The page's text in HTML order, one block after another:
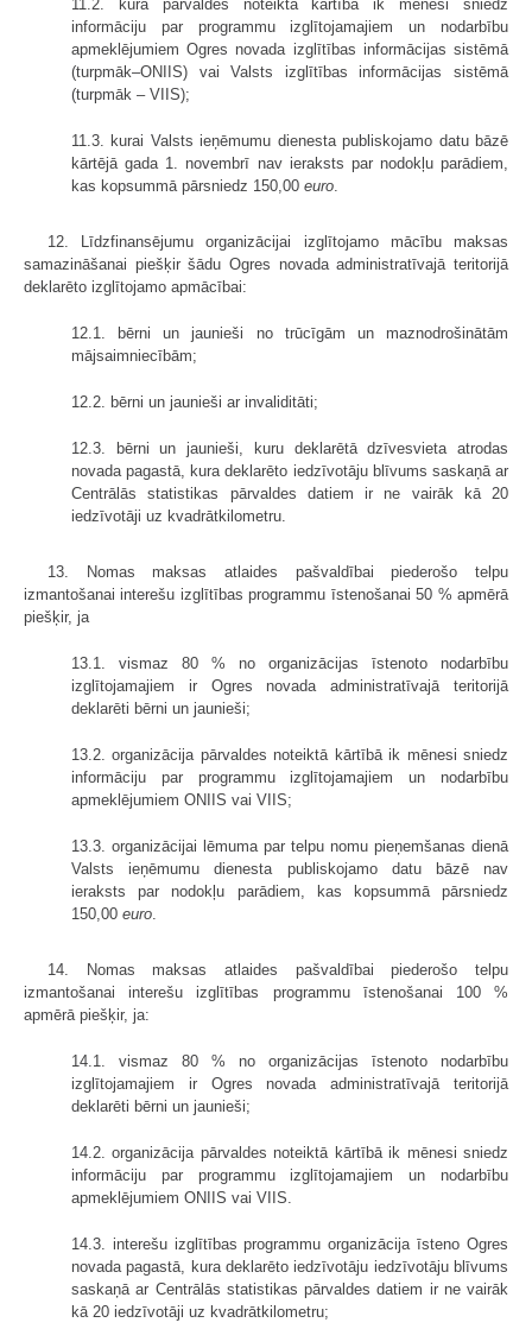
11.2. kura pārvaldes noteiktā kārtībā ik mēnesi sniedz
informāciju par programmu izglītojamajiem un nodarbību
apmeklējumiem Ogres novada izglītības informācijas sistēmā
(turpmāk–ONIIS) vai Valsts izglītības informācijas sistēmā
(turpmāk – VIIS);
11.3. kurai Valsts ieņēmumu dienesta publiskojamo datu bāzē
kārtējā gada 1. novembrī nav ieraksts par nodokļu parādiem,
kas kopsummā pārsniedz 150,00 euro
12. Līdzfinansējumu organizācijai izglītojamo mācību maksas
samazināšanai piešķir šādu Ogres novada administratīvajā teritorijā
deklarēto izglītojamo apmācībai:
12.1. bērni un jaunieši no trūcīgām un maznodrošinātām
mājsaimniecībām;
12.2. bērni un jaunieši ar invaliditāti;
12.3. bērni un jaunieši, kuru deklarētā dzīvesvieta atrodas
novada pagastā, kura deklarēto iedzīvotāju blīvums saskaņā ar
Centrālās statistikas pārvaldes datiem ir ne vairāk kā 20
iedzīvotāji uz kvadrātkilometru.
13. Nomas maksas atlaides pašvaldībai piederošo telpu
izmantošanai interešu izglītības programmu īstenošanai 50 % apmērā
piešķir, ja
13.1. vismaz 80 % no organizācijas īstenoto nodarbību
izglītojamajiem ir Ogres novada administratīvajā teritorijā
deklarēti bērni un jaunieši;
13.2. organizācija pārvaldes noteiktā kārtībā ik mēnesi sniedz
informāciju par programmu izglītojamajiem un nodarbību
apmeklējumiem ONIIS vai VIIS;
13.3. organizācijai lēmuma par telpu nomu pieņemšanas dienā
Valsts ieņēmumu dienesta publiskojamo datu bāzē nav
ieraksts par nodokļu parādiem, kas kopsummā pārsniedz
150,00 euro
14. Nomas maksas atlaides pašvaldībai piederošo telpu
izmantošanai interešu izglītības programmu īstenošanai 100 %
apmērā piešķir, ja:
14.1. vismaz 80 % no organizācijas īstenoto nodarbību
izglītojamajiem ir Ogres novada administratīvajā teritorijā
deklarēti bērni un jaunieši;
14.2. organizācija pārvaldes noteiktā kārtībā ik mēnesi sniedz
informāciju par programmu izglītojamajiem un nodarbību
apmeklējumiem ONIIS vai VIIS.
14.3. interešu izglītības programmu organizācija īsteno Ogres
novada pagastā, kura deklarēto iedzīvotāju iedzīvotāju blīvums
saskaņā ar Centrālās statistikas pārvaldes datiem ir ne vairāk
kā 20 iedzīvotāji uz kvadrātkilometru;